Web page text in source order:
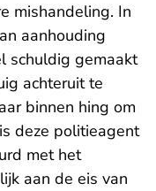
mishandeling. In
aanhouding
schuldig gemaakt
achteruit te
binnen hing om
deze politieagent
met het
aan de eis van